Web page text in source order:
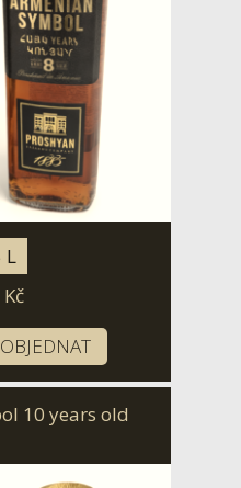
L
Kč
OBJEDNAT
10 years old